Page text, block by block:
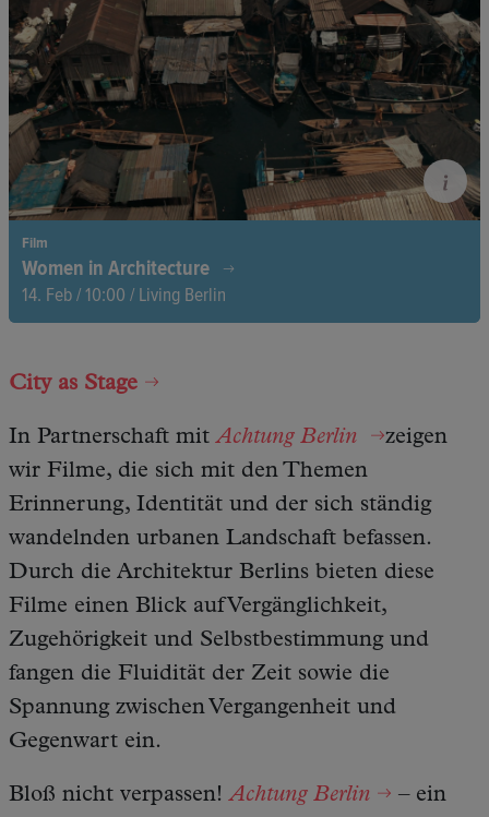
Film
Women in Architecture
14. Feb / 10:00 / Living Berlin
expression, and defiance.
City as Stage
In Partnerschaft mitAchtung Berlin
zeigen
wir Filme, die sich mit den Themen
Erinnerung, Identität und der sich ständig
wandelnden urbanen Landschaft befassen.
Durch die Architektur Berlins bieten diese
Filme einen Blick auf Vergänglichkeit,
Zugehörigkeit und Selbstbestimmung und
fangen die Fluidität der Zeit sowie die
Spannung zwischen Vergangenheit und
Gegenwart ein.
Bloß nicht verpassen!Achtung Berlin
– ein